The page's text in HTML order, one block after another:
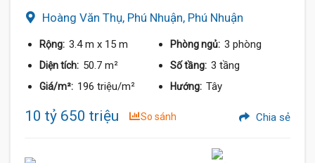
Hoàng Văn Thụ, Phú Nhuận, Phú Nhuận
Rộng: 3.4 m x 15 m Phòng ngủ: 3 phòng
Diện tích: 50.7 m² Số tầng: 3 tầng
Giá/m²: 196 triệu/m² Hướng: Tây
10 tỷ 650 triệu So sánh Chia sẻ